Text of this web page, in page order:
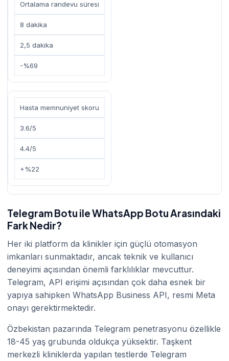
Ortalama randevu süresi
8 dakika
2,5 dakika
-%69
Hasta memnuniyet skoru
3.6/5
4.4/5
+%22
Telegram Botu ile WhatsApp Botu Arasındaki
Fark Nedir?
Her iki platform da klinikler için güçlü otomasyon
imkanları sunmaktadır, ancak teknik ve kullanıcı
deneyimi açısından önemli farklılıklar mevcuttur.
Telegram, API erişimi açısından çok daha esnek bir
yapıya sahipken WhatsApp Business API, resmi Meta
onayı gerektirmektedir.
Özbekistan pazarında Telegram penetrasyonu özellikle
18-45 yaş grubunda oldukça yüksektir. Taşkent
merkezli kliniklerda yapılan testlerde Telegram